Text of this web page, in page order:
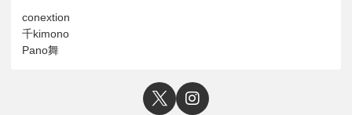
conextion
千kimono
Pano舞